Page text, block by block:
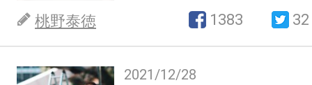
桃野泰徳 1383 32
2021/12/28